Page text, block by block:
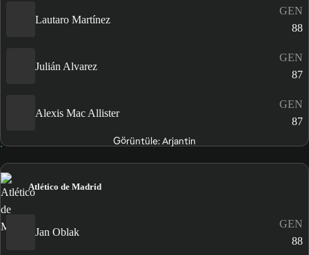
Lautaro Martínez
GEN
88
Julián Alvarez
GEN
87
Alexis Mac Allister
GEN
87
Görüntüle: Arjantin
Atlético de Madrid
Jan Oblak
GEN
88